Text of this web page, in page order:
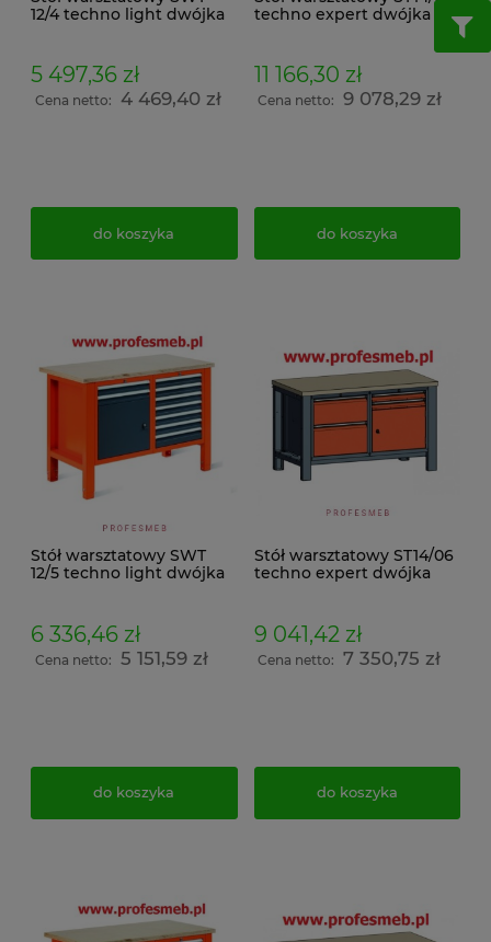
12/4 techno light dwójka
5 497,36 zł
Cena netto: 4 469,40 zł
do koszyka
techno expert dwójka
11 166,30 zł
Cena netto: 9 078,29 zł
do koszyka
Stół warsztatowy SWT
12/5 techno light dwójka
6 336,46 zł
Cena netto: 5 151,59 zł
do koszyka
Stół warsztatowy ST14/06
techno expert dwójka
9 041,42 zł
Cena netto: 7 350,75 zł
do koszyka